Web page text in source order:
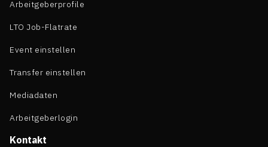
Arbeitgeberprofile
LTO Job-Flatrate
Event einstellen
Transfer einstellen
Mediadaten
Arbeitgeberlogin
Kontakt